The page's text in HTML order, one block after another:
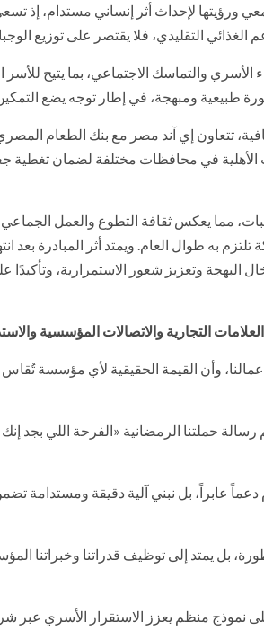
ورؤيتها لإحداث أثر إنساني مستدام، إذ
الغذائي التقليدي، فلا يقتصر على توزيع
والتماسك الاجتماعي، بما يتيح
طبيعية ومبهجة، في إطار توجه يضع
تتعاون إي آند مصر مع بنك الطعام المصري
في محافظات مختلفة لضمان تغطية
مما يعكس ثقافة التطوع والعمل
به طوال العام. ويمتد أثر المبادرة بعد
وتعزيز شعور الاستمرارية، وتأكيدًا
التجارية والاتصالات المؤسسية
وأن القيمة الحقيقية لأي مؤسسة
حملتنا الرمضانية «الفرحة اللي بجد
دعماً عابراً، بل نبني آلية دقيقة
بل يمتد إلى توظيف قدراتنا وخبراتنا
نموذج منظم يعزز الاستقرار الأسري عبر